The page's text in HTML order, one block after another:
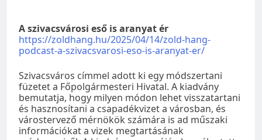
A szivacsvárosi eső is aranyat ér
https://zoldhang.hu/2025/04/14/zold-hang-
podcast-a-szivacsvarosi-eso-is-aranyat-er/
Szivacsváros címmel adott ki egy módszertani
füzetet a Főpolgármesteri Hivatal. A kiadvány
bemutatja, hogy milyen módon lehet visszatartani
és hasznosítani a csapadékvizet a városban, és
várostervező mérnökök számára is ad műszaki
információkat a vizek megtartásának